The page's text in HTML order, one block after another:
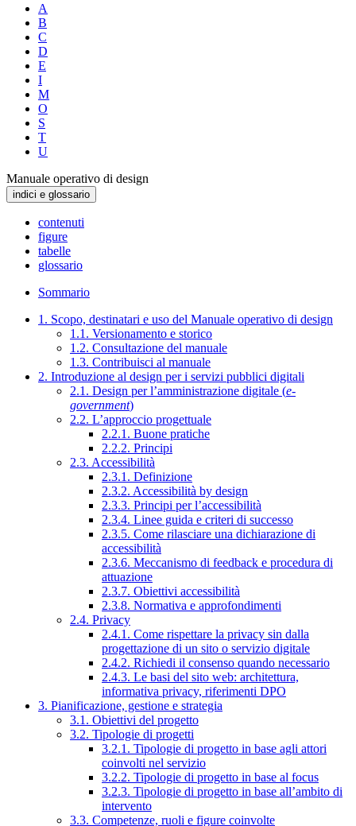
A
B
C
D
E
I
M
O
S
T
U
Manuale operativo di design
indici e glossario
contenuti
figure
tabelle
glossario
Sommario
1. Scopo, destinatari e uso del Manuale operativo di design
1.1. Versionamento e storico
1.2. Consultazione del manuale
1.3. Contribuisci al manuale
2. Introduzione al design per i servizi pubblici digitali
2.1. Design per l’amministrazione digitale (e-
government)
2.2. L’approccio progettuale
2.2.1. Buone pratiche
2.2.2. Principi
2.3. Accessibilità
2.3.1. Definizione
2.3.2. Accessibilità by design
2.3.3. Principi per l’accessibilità
2.3.4. Linee guida e criteri di successo
2.3.5. Come rilasciare una dichiarazione di
accessibilità
2.3.6. Meccanismo di feedback e procedura di
attuazione
2.3.7. Obiettivi accessibilità
2.3.8. Normativa e approfondimenti
2.4. Privacy
2.4.1. Come rispettare la privacy sin dalla
progettazione di un sito o servizio digitale
2.4.2. Richiedi il consenso quando necessario
2.4.3. Le basi del sito web: architettura,
informativa privacy, riferimenti DPO
3. Pianificazione, gestione e strategia
3.1. Obiettivi del progetto
3.2. Tipologie di progetti
3.2.1. Tipologie di progetto in base agli attori
coinvolti nel servizio
3.2.2. Tipologie di progetto in base al focus
3.2.3. Tipologie di progetto in base all’ambito di
intervento
3.3. Competenze, ruoli e figure coinvolte